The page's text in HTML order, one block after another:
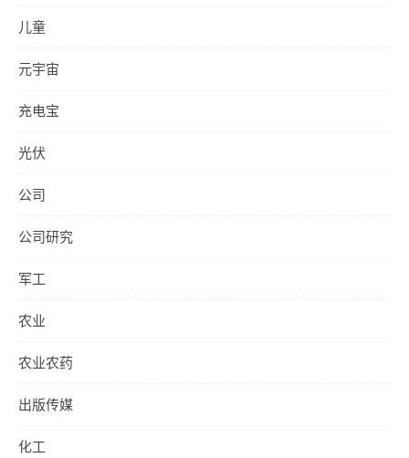
儿童
元宇宙
充电宝
光伏
公司
公司研究
军工
农业
农业农药
出版传媒
化工